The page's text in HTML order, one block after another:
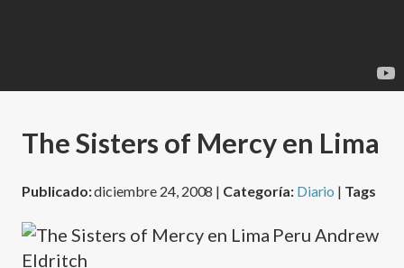
The Sisters of Mercy en Lima
Publicado:diciembre 24, 2008 | Categoría: Diario | Tags